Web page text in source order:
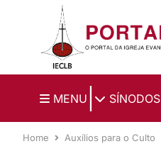
Ir para o conteúdo principal
MENU SÍNODOS
Home Auxílios para o Culto